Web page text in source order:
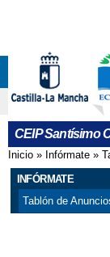
CEIP Santísimo
Se
Inicio » Infórmate »
INFÓRMATE
Tablón de